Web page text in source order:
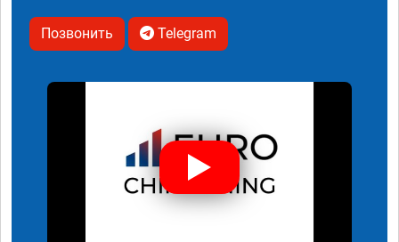
Позвонить Telegram